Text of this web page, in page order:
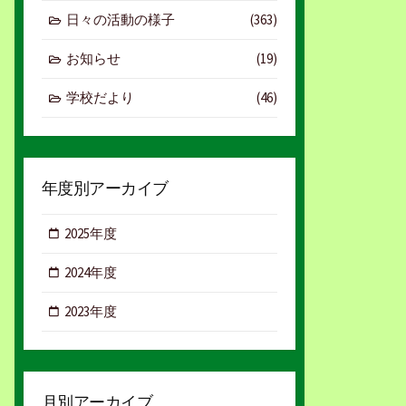
日々の活動の様子 (363)
お知らせ (19)
学校だより (46)
年度別アーカイブ
2025年度
2024年度
2023年度
月別アーカイブ